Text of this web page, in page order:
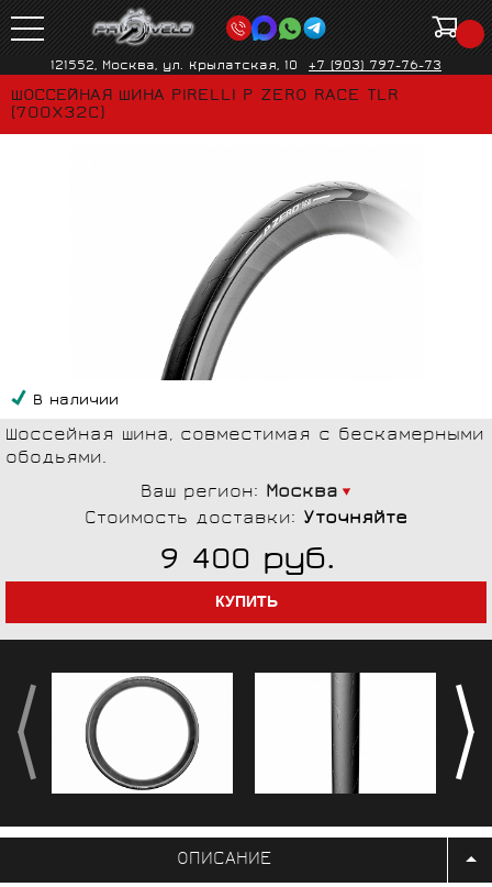
121552, Москва, ул. Крылатская, 10 +7 (903) 797-76-73
ШОССЕЙНАЯ ШИНА PIRELLI P ZERO RACE TLR
(700X32C)
В наличии
Шоссейная шина, совместимая с бескамерными
ободьями.
Ваш регион: Москва
Стоимость доставки: Уточняйте
9 400 руб.
ОПИСАНИЕ